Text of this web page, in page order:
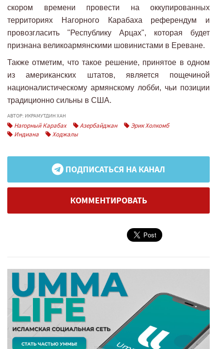
скором времени провести на оккупированных
территориях Нагорного Карабаха референдум и
провозгласить "Республику Арцах", которая будет
признана великоармянскими шовинистами в Ереване.
Также отметим, что такое решение, принятое в одном
из американских штатов, является пощечиной
националистическому армянскому лобби, чьи позиции
традиционно сильны в США.
АВТОР: ИКРАМУТДИН ХАН
Нагорный Карабах Азербайджан
Эрик Холкомб
Индиана
Ходжалы
ПОДПИСАТЬСЯ НА КАНАЛ
КОММЕНТИРОВАТЬ